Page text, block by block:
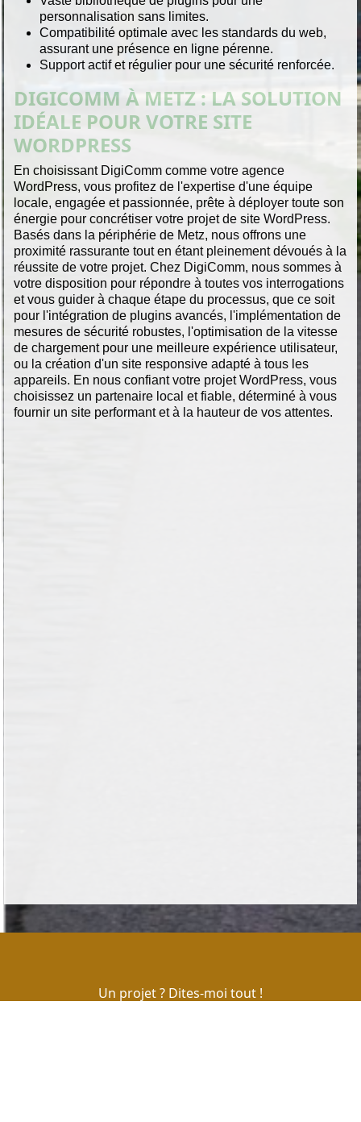
personnalisation sans limites.
Compatibilité optimale avec les standards du web,
assurant une présence en ligne pérenne.
Support actif et régulier pour une sécurité renforcée.
DIGICOMM À METZ : LA SOLUTION
IDÉALE POUR VOTRE SITE
WORDPRESS
En choisissant DigiComm comme votre agence
WordPress, vous profitez de l'expertise d'une équipe
locale, engagée et passionnée, prête à déployer toute son
énergie pour concrétiser votre projet de site WordPress.
Basés dans la périphérie de Metz, nous offrons une
proximité rassurante tout en étant pleinement dévoués à la
réussite de votre projet. Chez DigiComm, nous sommes à
votre disposition pour répondre à toutes vos interrogations
et vous guider à chaque étape du processus, que ce soit
pour l'intégration de plugins avancés, l'implémentation de
mesures de sécurité robustes, l'optimisation de la vitesse
de chargement pour une meilleure expérience utilisateur,
ou la création d'un site responsive adapté à tous les
appareils. En nous confiant votre projet WordPress, vous
choisissez un partenaire local et fiable, déterminé à vous
fournir un site performant et à la hauteur de vos attentes.
Un projet ? Dites-moi tout !